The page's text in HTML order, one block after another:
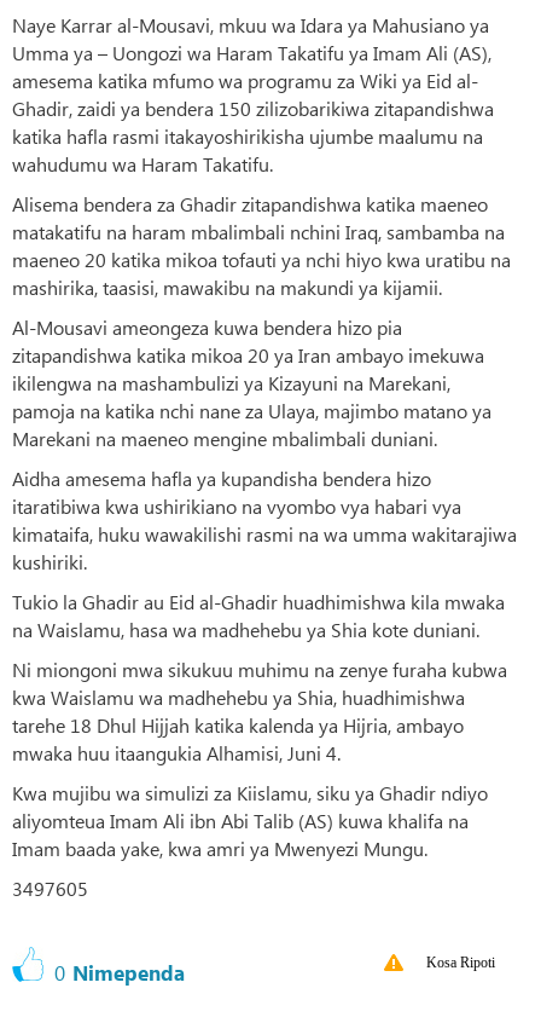
Naye Karrar al-Mousavi, mkuu wa Idara ya Mahusiano ya
Umma ya – Uongozi wa Haram Takatifu ya Imam Ali (AS),
amesema katika mfumo wa programu za Wiki ya Eid al-
Ghadir, zaidi ya bendera 150 zilizobarikiwa zitapandishwa
katika hafla rasmi itakayoshirikisha ujumbe maalumu na
wahudumu wa Haram Takatifu.
Alisema bendera za Ghadir zitapandishwa katika maeneo
matakatifu na haram mbalimbali nchini Iraq, sambamba na
maeneo 20 katika mikoa tofauti ya nchi hiyo kwa uratibu na
mashirika, taasisi, mawakibu na makundi ya kijamii.
Al-Mousavi ameongeza kuwa bendera hizo pia
zitapandishwa katika mikoa 20 ya Iran ambayo imekuwa
ikilengwa na mashambulizi ya Kizayuni na Marekani,
pamoja na katika nchi nane za Ulaya, majimbo matano ya
Marekani na maeneo mengine mbalimbali duniani.
Aidha amesema hafla ya kupandisha bendera hizo
itaratibiwa kwa ushirikiano na vyombo vya habari vya
kimataifa, huku wawakilishi rasmi na wa umma wakitarajiwa
kushiriki.
Tukio la Ghadir au Eid al-Ghadir huadhimishwa kila mwaka
na Waislamu, hasa wa madhehebu ya Shia kote duniani.
Ni miongoni mwa sikukuu muhimu na zenye furaha kubwa
kwa Waislamu wa madhehebu ya Shia, huadhimishwa
tarehe 18 Dhul Hijjah katika kalenda ya Hijria, ambayo
mwaka huu itaangukia Alhamisi, Juni 4.
Kwa mujibu wa simulizi za Kiislamu, siku ya Ghadir ndiyo
aliyomteua Imam Ali ibn Abi Talib (AS) kuwa khalifa na
Imam baada yake, kwa amri ya Mwenyezi Mungu.
3497605
0 Nimependa Kosa Ripoti